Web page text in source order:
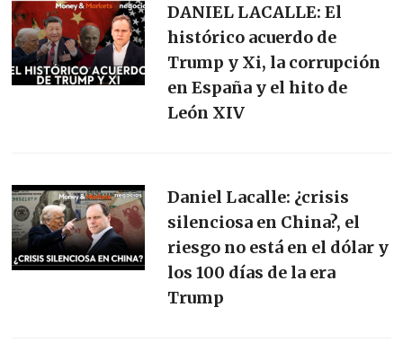
DANIEL LACALLE: El
histórico acuerdo de
Trump y Xi, la corrupción
en España y el hito de
León XIV
Daniel Lacalle: ¿crisis
silenciosa en China?, el
riesgo no está en el dólar y
los 100 días de la era
Trump